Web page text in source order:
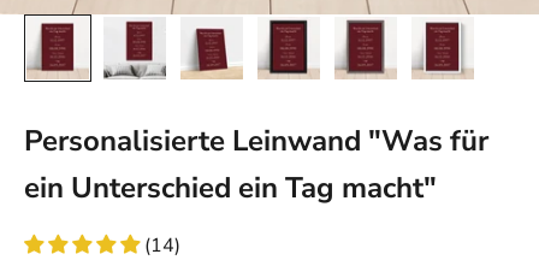
Personalisierte Leinwand "Was für
ein Unterschied ein Tag macht"
(14)